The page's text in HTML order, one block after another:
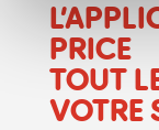
PRICE
TOUT
VOTRE